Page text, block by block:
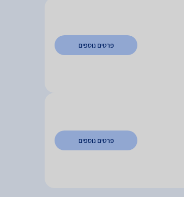
פרטים נוספים
פרטים נוספים